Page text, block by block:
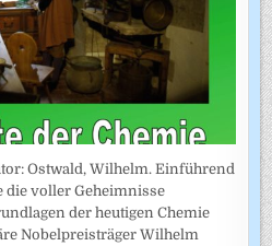
Ostwald, Wilhelm. Einführend
die voller Geheimnisse
der heutigen Chemie
Nobelpreisträger Wilhelm